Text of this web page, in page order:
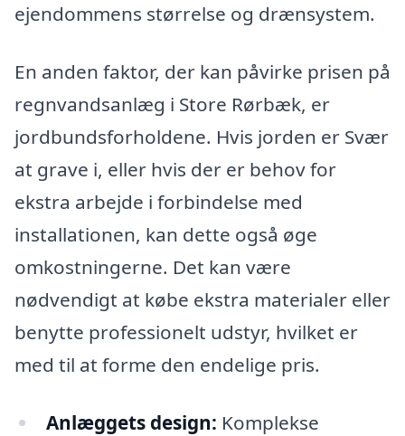
ejendommens størrelse og drænsystem.
En anden faktor, der kan påvirke prisen på
regnvandsanlæg i Store Rørbæk, er
jordbundsforholdene. Hvis jorden er Svær
at grave i, eller hvis der er behov for
ekstra arbejde i forbindelse med
installationen, kan dette også øge
omkostningerne. Det kan være
nødvendigt at købe ekstra materialer eller
benytte professionelt udstyr, hvilket er
med til at forme den endelige pris.
Anlæggets design: Komplekse